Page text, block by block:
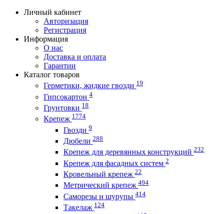
Личный кабинет
Авторизация
Регистрация
Информация
О нас
Доставка и оплата
Гарантии
Каталог товаров
Герметики, жидкие гвозди 19
Гипсокартон 4
Грунтовки 18
Крепеж 1774
Гвозди 9
Дюбели 288
Крепеж для деревянных конструкций 232
Крепеж для фасадных систем 2
Кровельный крепеж 22
Метрический крепеж 494
Саморезы и шурупы 414
Такелаж 124